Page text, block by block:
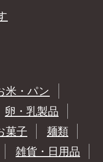
米・パン
卵・乳製品
菓子
麺類
雑貨・日用品